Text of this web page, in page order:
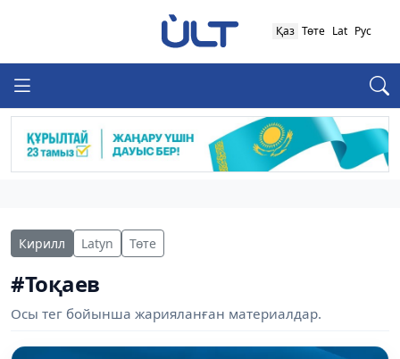
Қаз Төте Lat Рус
Кирилл Latyn Төте
#Тоқаев
Осы тег бойынша жарияланған материалдар.